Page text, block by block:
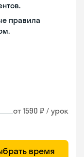
правила
от 1590 ₽ / урок
время